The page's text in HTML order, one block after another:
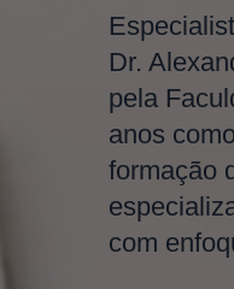
Dr.
pela
anos
formação
com